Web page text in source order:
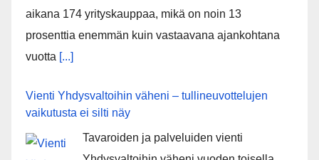
aikana 174 yrityskauppaa, mikä on noin 13
prosenttia enemmän kuin vastaavana ajankohtana
vuotta [...]
Vienti Yhdysvaltoihin väheni – tullineuvottelujen
vaikutusta ei silti näy
Tavaroiden ja palveluiden vienti